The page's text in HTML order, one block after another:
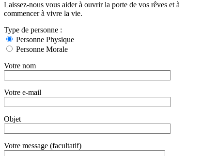
Laissez-nous vous aider à ouvrir la porte de vos rêves et à
commencer à vivre la vie.
Type de personne :
Personne Physique
Personne Morale
Votre nom
Votre e-mail
Objet
Votre message (facultatif)